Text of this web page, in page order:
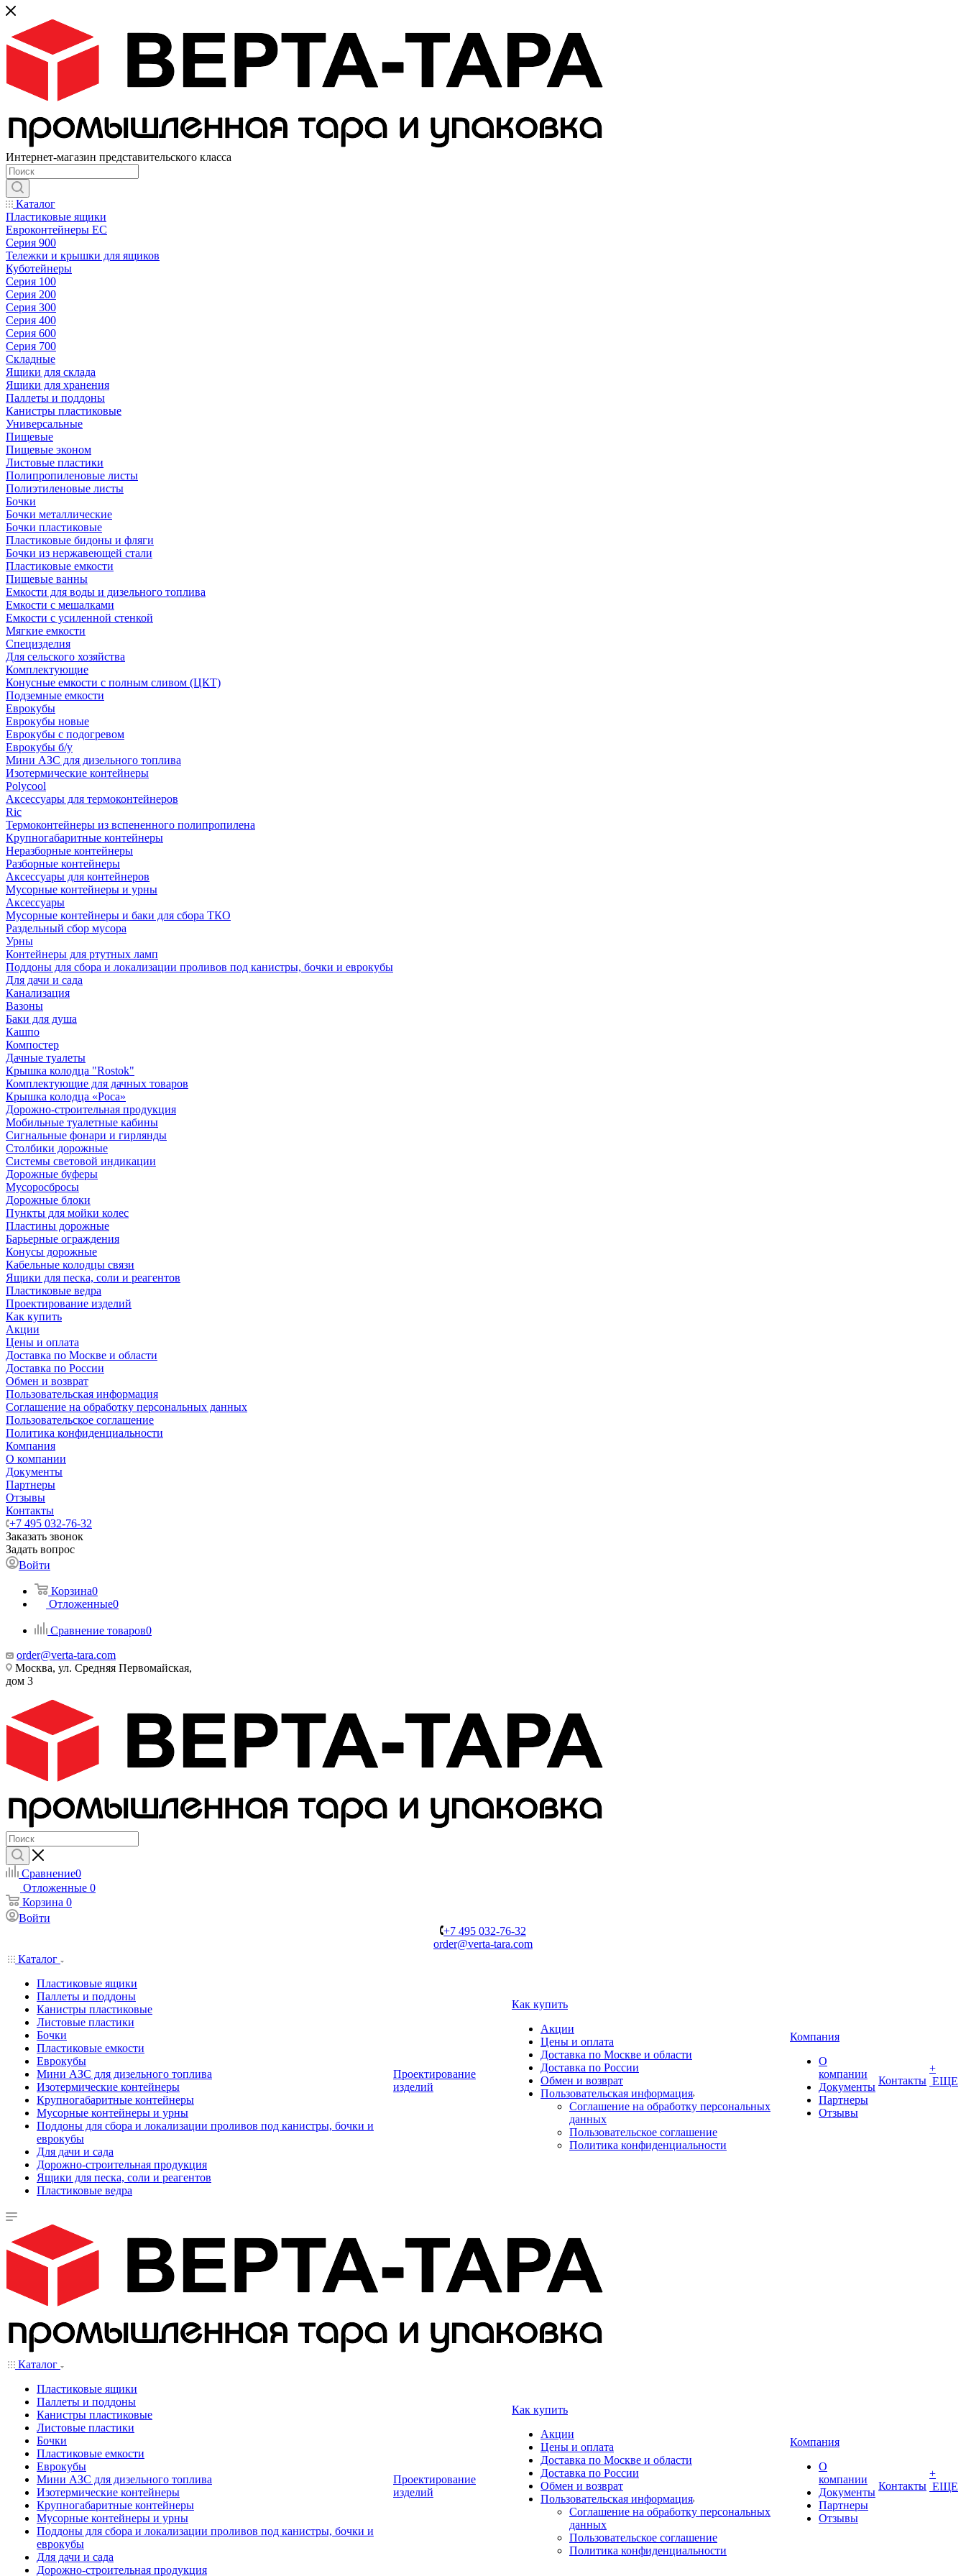
Интернет-магазин представительского класса
Каталог
Пластиковые ящики
Евроконтейнеры ЕС
Серия 900
Тележки и крышки для ящиков
Куботейнеры
Серия 100
Серия 200
Серия 300
Серия 400
Серия 600
Серия 700
Складные
Ящики для склада
Ящики для хранения
Паллеты и поддоны
Канистры пластиковые
Универсальные
Пищевые
Пищевые эконом
Листовые пластики
Полипропиленовые листы
Полиэтиленовые листы
Бочки
Бочки металлические
Бочки пластиковые
Пластиковые бидоны и фляги
Бочки из нержавеющей стали
Пластиковые емкости
Пищевые ванны
Емкости для воды и дизельного топлива
Емкости с мешалками
Емкости с усиленной стенкой
Мягкие емкости
Специзделия
Для сельского хозяйства
Комплектующие
Конусные емкости с полным сливом (ЦКТ)
Подземные емкости
Еврокубы
Еврокубы новые
Еврокубы с подогревом
Еврокубы б/у
Мини АЗС для дизельного топлива
Изотермические контейнеры
Polycool
Аксессуары для термоконтейнеров
Ric
Термоконтейнеры из вспененного полипропилена
Крупногабаритные контейнеры
Неразборные контейнеры
Разборные контейнеры
Аксессуары для контейнеров
Мусорные контейнеры и урны
Аксессуары
Мусорные контейнеры и баки для сбора ТКО
Раздельный сбор мусора
Урны
Контейнеры для ртутных ламп
Поддоны для сбора и локализации проливов под канистры, бочки и еврокубы
Для дачи и сада
Канализация
Вазоны
Баки для душа
Кашпо
Компостер
Дачные туалеты
Крышка колодца "Rostok"
Комплектующие для дачных товаров
Крышка колодца «Роса»
Дорожно-строительная продукция
Мобильные туалетные кабины
Сигнальные фонари и гирлянды
Столбики дорожные
Системы световой индикации
Дорожные буферы
Мусоросбросы
Дорожные блоки
Пункты для мойки колес
Пластины дорожные
Барьерные ограждения
Конусы дорожные
Кабельные колодцы связи
Ящики для песка, соли и реагентов
Пластиковые ведра
Проектирование изделий
Как купить
Акции
Цены и оплата
Доставка по Москве и области
Доставка по России
Обмен и возврат
Пользовательская информация
Соглашение на обработку персональных данных
Пользовательское соглашение
Политика конфиденциальности
Компания
О компании
Документы
Партнеры
Отзывы
Контакты
+7 495 032-76-32
Заказать звонок
Задать вопрос
Войти
Корзина0
Отложенные0
Сравнение товаров0
order@verta-tara.com
Москва, ул. Средняя Первомайская,
дом 3
Сравнение0
Отложенные 0
Корзина 0
Войти
+7 495 032-76-32
order@verta-tara.com
Каталог
Пластиковые ящики
Паллеты и поддоны
Канистры пластиковые
Листовые пластики
Бочки
Пластиковые емкости
Еврокубы
Мини АЗС для дизельного топлива
Изотермические контейнеры
Крупногабаритные контейнеры
Мусорные контейнеры и урны
Поддоны для сбора и локализации проливов под канистры, бочки и
еврокубы
Для дачи и сада
Дорожно-строительная продукция
Ящики для песка, соли и реагентов
Пластиковые ведра
Проектирование
изделий
Как купить
Акции
Цены и оплата
Доставка по Москве и области
Доставка по России
Обмен и возврат
Пользовательская информация
Соглашение на обработку персональных
данных
Пользовательское соглашение
Политика конфиденциальности
Компания
О
компании
Документы
Партнеры
Отзывы
Контакты
+
ЕЩЕ
Каталог
Пластиковые ящики
Паллеты и поддоны
Канистры пластиковые
Листовые пластики
Бочки
Пластиковые емкости
Еврокубы
Мини АЗС для дизельного топлива
Изотермические контейнеры
Крупногабаритные контейнеры
Мусорные контейнеры и урны
Поддоны для сбора и локализации проливов под канистры, бочки и
еврокубы
Для дачи и сада
Дорожно-строительная продукция
Проектирование
изделий
Как купить
Акции
Цены и оплата
Доставка по Москве и области
Доставка по России
Обмен и возврат
Пользовательская информация
Соглашение на обработку персональных
данных
Пользовательское соглашение
Политика конфиденциальности
Компания
О
компании
Документы
Партнеры
Отзывы
Контакты
+
ЕЩЕ